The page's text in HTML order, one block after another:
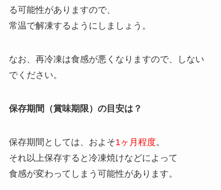
る可能性がありますので、
常温で解凍するようにしましょう。
なお、再冷凍は食感が悪くなりますので、しない
でください。
保存期間（賞味期限）の目安は？
保存期間としては、およそ1ヶ月程度。
それ以上保存すると冷凍焼けなどによって
食感が変わってしまう可能性があります。